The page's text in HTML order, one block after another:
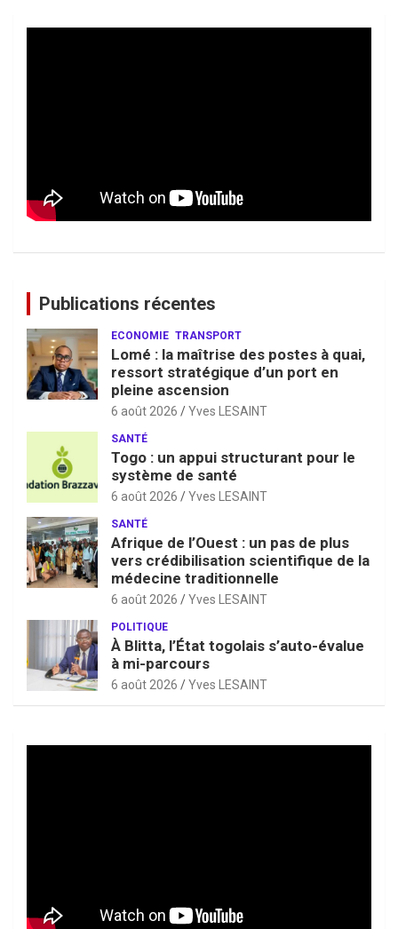
Publications récentes
ECONOMIE TRANSPORT
Lomé : la maîtrise des postes à quai,
ressort stratégique d’un port en
pleine ascension
6 août 2026 Yves LESAINT
SANTÉ
Togo : un appui structurant pour le
système de santé
6 août 2026 Yves LESAINT
SANTÉ
Afrique de l’Ouest : un pas de plus
vers crédibilisation scientifique de la
médecine traditionnelle
6 août 2026 Yves LESAINT
POLITIQUE
À Blitta, l’État togolais s’auto-évalue
à mi-parcours
6 août 2026 Yves LESAINT